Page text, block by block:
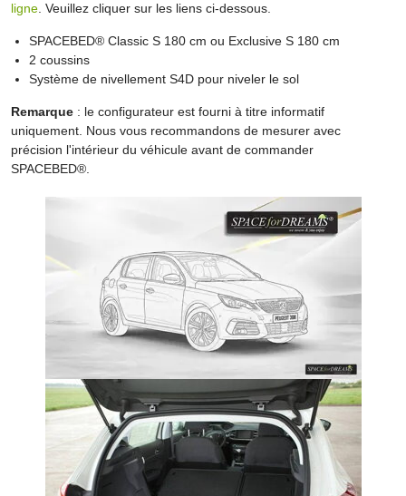
ligne . Veuillez cliquer sur les liens ci-dessous.
SPACEBED® Classic S 180 cm ou Exclusive S 180 cm
2 coussins
Système de nivellement S4D pour niveler le sol
Remarque : le configurateur est fourni à titre informatif
uniquement. Nous vous recommandons de mesurer avec
précision l'intérieur du véhicule avant de commander
SPACEBED®.